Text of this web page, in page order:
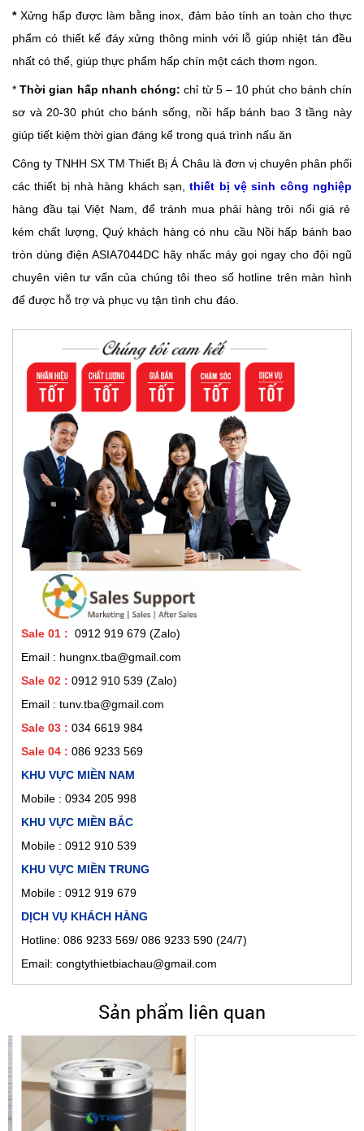
*Xửng hấp được làm bằng inox, đảm bảo tính an toàn cho thực
phẩm có thiết kế đáy xửng thông minh với lỗ giúp nhiệt tán đều
nhất có thể, giúp thực phẩm hấp chín một cách thơm ngon.
*Thời gian hấp nhanh chóng: chỉ từ 5 – 10 phút cho bánh chín
sơ và 20-30 phút cho bánh sống, nồi hấp bánh bao 3 tầng này
giúp tiết kiệm thời gian đáng kể trong quá trình nấu ăn
Công ty TNHH SX TM Thiết Bị Á Châu là đơn vị chuyên phân phối
các thiết bị nhà hàng khách sạn,thiết bị vệ sinh công nghiệp
hàng đầu tại Việt Nam, để tránh mua phải hàng trôi nổi giá rẻ
kém chất lượng, Quý khách hàng có nhu cầu Nồi hấp bánh bao
tròn dùng điện ASIA7044DC hãy nhấc máy gọi ngay cho đội ngũ
chuyên viên tư vấn của chúng tôi theo số hotline trên màn hình
để được hỗ trợ và phục vụ tận tình chu đáo.
Sale 01 : 0912 919 679 (Zalo)
Email : hungnx.tba@gmail.com
Sale 02 : 0912 910 539 (Zalo)
Email : tunv.tba@gmail.com
Sale 03 : 034 6619 984
Sale 04 : 086 9233 569
KHU VỰC MIỀN NAM
Mobile : 0934 205 998
KHU VỰC MIỀN BẮC
Mobile : 0912 910 539
KHU VỰC MIỀN TRUNG
Mobile : 0912 919 679
DỊCH VỤ KHÁCH HÀNG
Hotline: 086 9233 569/ 086 9233 590 (24/7)
Email: congtythietbiachau@gmail.com
Sản phẩm liên quan